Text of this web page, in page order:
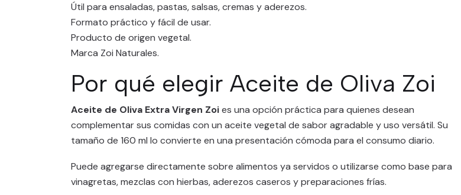
Útil para ensaladas, pastas, salsas, cremas y aderezos.
Formato práctico y fácil de usar.
Producto de origen vegetal.
Marca Zoi Naturales.
Por qué elegir Aceite de Oliva Zoi
Aceite de Oliva Extra Virgen Zoies una opción práctica para quienes desean
complementar sus comidas con un aceite vegetal de sabor agradable y uso versátil. Su
tamaño de 160 ml lo convierte en una presentación cómoda para el consumo diario.
Puede agregarse directamente sobre alimentos ya servidos o utilizarse como base para
vinagretas, mezclas con hierbas, aderezos caseros y preparaciones frías.